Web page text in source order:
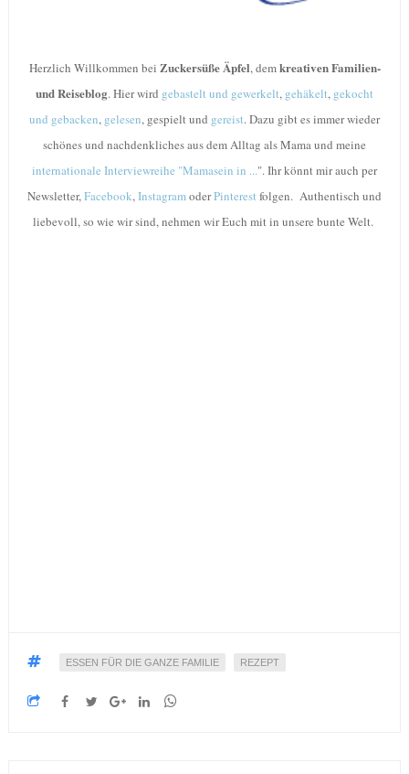
Herzlich Willkommen bei Zuckersüße Äpfel, demkreativen Familien-
und Reiseblog. Hier wird gebastelt und gewerkelt, gehäkelt, gekocht
und gebacken, gelesen, gespielt und gereist. Dazu gibt es immer wieder
schönes und nachdenkliches aus dem Alltag als Mama und meine
internationale Interviewreihe "Mamasein in ...". Ihr könnt mir auch per
Newsletter, Facebook, Instagram oderPinterest folgen. Authentisch und
liebevoll, so wie wir sind, nehmen wir Euch mit in unsere bunte Welt.
ESSEN FÜR DIE GANZE FAMILIE REZEPT